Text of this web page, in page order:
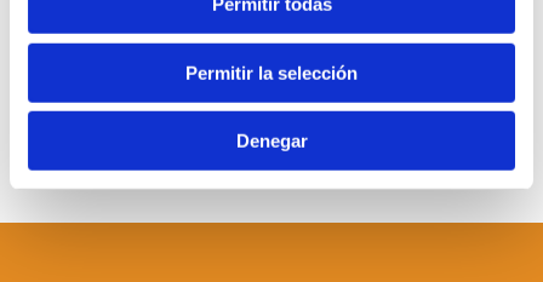
Permitir la selección
Denegar